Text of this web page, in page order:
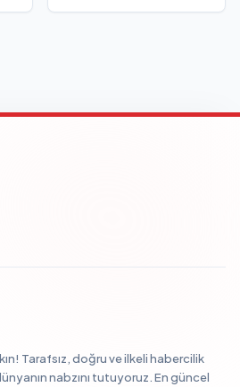
Tarafsız, doğru ve ilkeli habercilik
nabzını tutuyoruz. En güncel